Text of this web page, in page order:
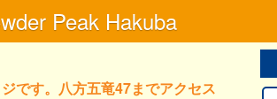
Peak Hakuba
です。八方五竜47までアクセス